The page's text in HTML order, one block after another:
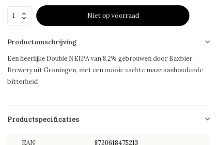
Niet op voorraad
Productomschrijving
Een heerlijke Double NEIPA van 8,2% gebrouwen door Baxbier
Brewery uit Groningen, met een mooie zachte maar aanhoudende
bitterheid
Productspecificaties
EAN 8720618475213